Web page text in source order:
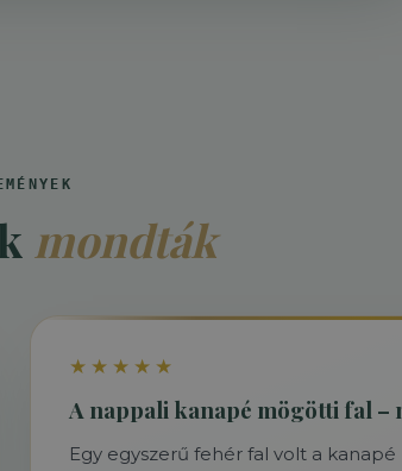
mondták
★★★★★
A nappali kanapé mögötti fal
Egy egyszerű fehér fal volt a